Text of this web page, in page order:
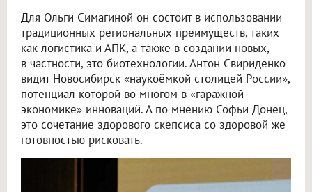
Для Ольги Симагиной он состоит в использовании
традиционных региональных преимуществ, таких
как логистика и АПК, а также в создании новых,
в частности, это биотехнологии. Антон Свириденко
видит Новосибирск «наукоёмкой столицей России»,
потенциал которой во многом в «гаражной
экономике» инноваций. А по мнению Софьи Донец,
это сочетание здорового скепсиса со здоровой же
готовностью рисковать.